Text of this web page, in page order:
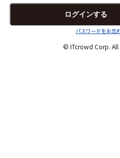
パスワードをお忘
© ITcrowd Corp. All